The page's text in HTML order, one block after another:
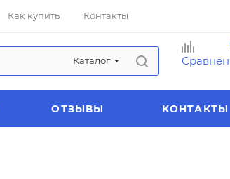
Как купить Контакты
Каталог
ОТЗЫВЫ КОНТАКТЫ